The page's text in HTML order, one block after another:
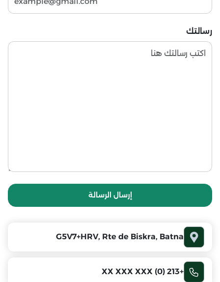
رسالتك
إرسال الرسالة
G5V7+HRV, Rte de Biskra, Batna
+213 (0) XX XXX XXX